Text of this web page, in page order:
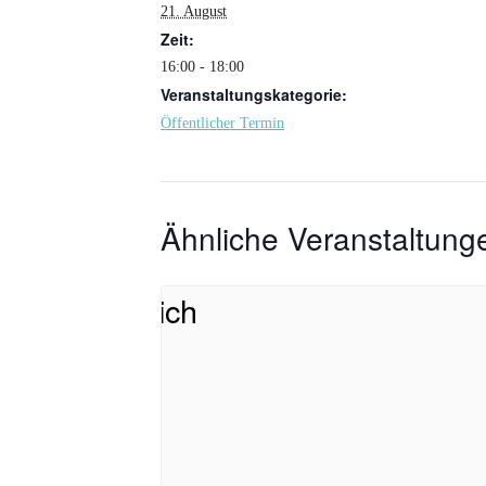
21. August
Zeit:
16:00 - 18:00
Veranstaltungskategorie:
Öffentlicher Termin
Ähnliche